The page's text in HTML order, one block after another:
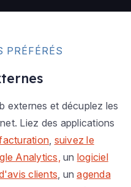
PRÉFÉRÉS
externes et décuplez les
Liez des applications
, suivez le
Analytics, un logiciel
clients, unagenda